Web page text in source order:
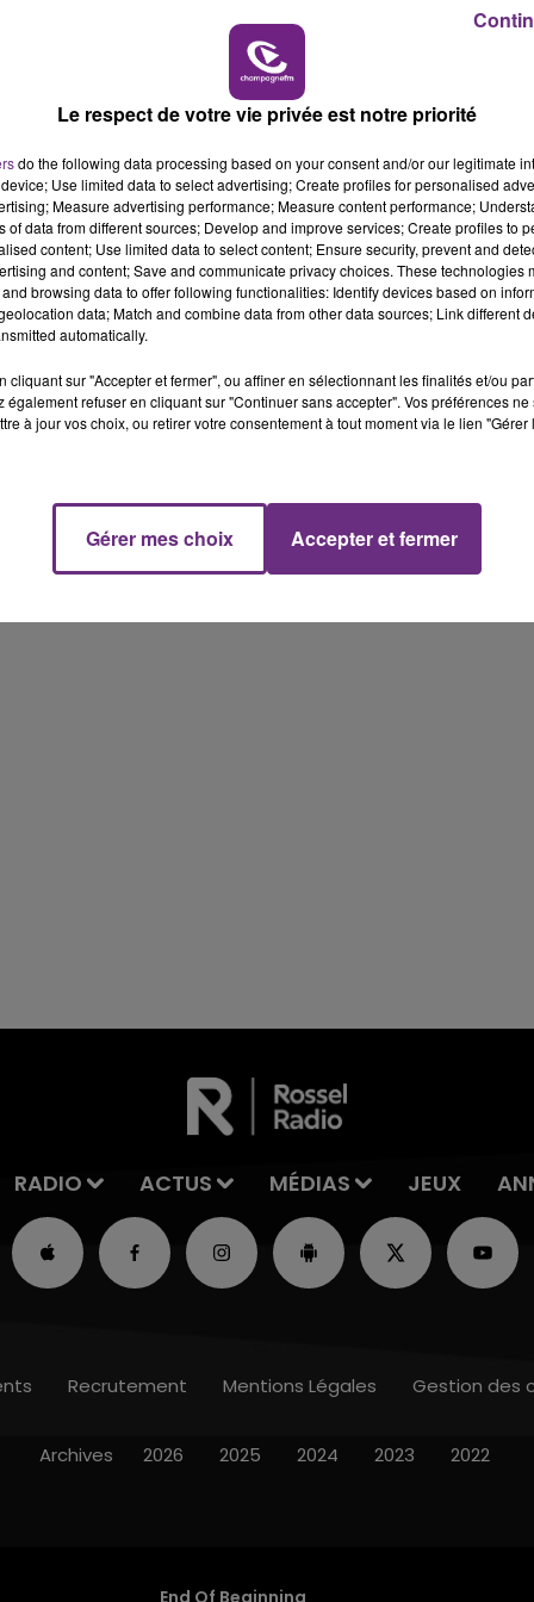
LE WEEK-END CHAMPAGNE FM
LE MAGASIN JOUÉCLUB DE REIMS FERME
SES PORTES
C'était l'une des institutions du centre-ville
rémois. Le magasin JouéClub est contraint de
fermer ses portes.
RADIO ACTUS MÉDIAS JEUX
End Of Beginning
Recrutement Mentions Légales Gestion des
Archives 2026 2025 2024 2023 2022
Le respect de votre vie privée est notre priorité
do the following data processing based on your consent and/or our legitimate
Use limited data to select advertising; Create profiles for personalised
Measure advertising performance; Measure content performance;
of data from different sources; Develop and improve services; Create profiles to
content; Use limited data to select content; Ensure security, prevent and
and content; Save and communicate privacy choices. These technologies
browsing data to offer following functionalities: Identify devices based on
data; Match and combine data from other data sources; Link different
automatically.
cliquant sur "Accepter et fermer", ou affiner en sélectionnant les finalités et/ou
également refuser en cliquant sur "Continuer sans accepter". Vos préférences
à jour vos choix, ou retirer votre consentement à tout moment via le lien
Gérer mes choix Accepter et fermer